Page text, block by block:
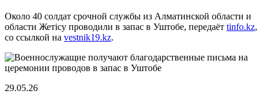
Около 40 солдат срочной службы из Алматинской области и
области Жетісу проводили в запас в Уштобе, передаёт tinfo.kz,
со ссылкой на vestnik19.kz.
29.05.26